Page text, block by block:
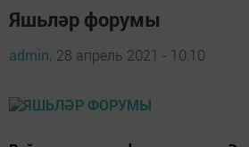
Яшьләр форумы
admin, 28 апрель 2021 - 10:10